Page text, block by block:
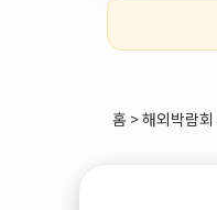
홈 >해외박람회